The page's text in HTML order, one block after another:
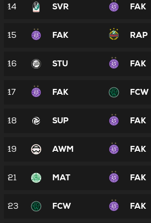
14 SVR FAK
15 FAK RAP
16 STU FAK
17 FAK FCW
18 SUP FAK
19 AWM FAK
21 MAT FAK
23 FCW FAK